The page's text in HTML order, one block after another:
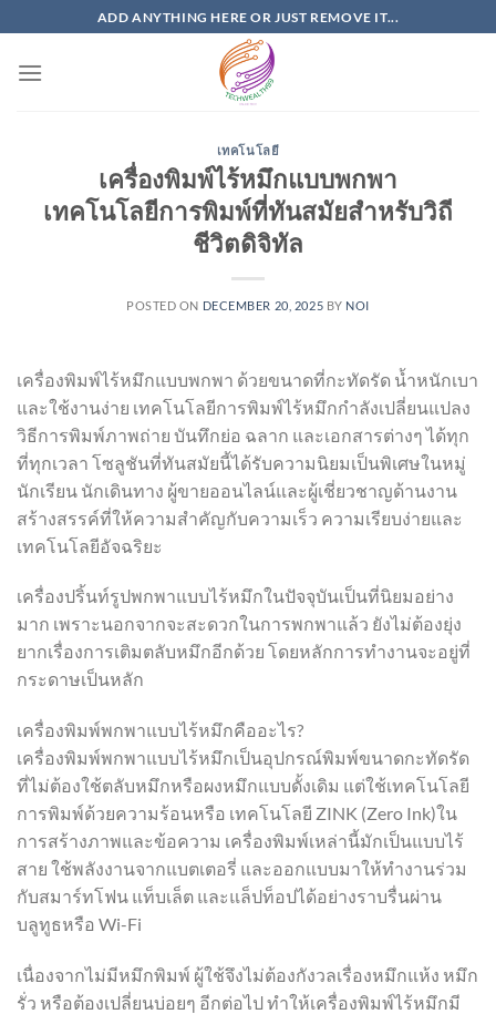
to
content
ADD ANYTHING HERE OR JUST REMOVE IT...
เทคโนโลยี
เครื่องพิมพ์ไร้หมึกแบบพกพา
เทคโนโลยีการพิมพ์ที่ทันสมัยสำหรับวิถี
ชีวิตดิจิทัล
POSTED ON DECEMBER 20, 2025 BY NOI
เครื่องพิมพ์ไร้หมึกแบบพกพา ด้วยขนาดที่กะทัดรัด น้ำหนักเบา
และใช้งานง่าย เทคโนโลยีการพิมพ์ไร้หมึกกำลังเปลี่ยนแปลง
วิธีการพิมพ์ภาพถ่าย บันทึกย่อ ฉลาก และเอกสารต่างๆ ได้ทุก
ที่ทุกเวลา โซลูชันที่ทันสมัยนี้ได้รับความนิยมเป็นพิเศษในหมู่
นักเรียน นักเดินทาง ผู้ขายออนไลน์และผู้เชี่ยวชาญด้านงาน
สร้างสรรค์ที่ให้ความสำคัญกับความเร็ว ความเรียบง่ายและ
เทคโนโลยีอัจฉริยะ
เครื่องปริ้นท์รูปพกพาแบบไร้หมึกในปัจจุบันเป็นที่นิยมอย่าง
มาก เพราะนอกจากจะสะดวกในการพกพาแล้ว ยังไม่ต้องยุ่ง
ยากเรื่องการเติมตลับหมึกอีกด้วย โดยหลักการทำงานจะอยู่ที่
กระดาษเป็นหลัก
เครื่องพิมพ์พกพาแบบไร้หมึกคืออะไร?
เครื่องพิมพ์พกพาแบบไร้หมึกเป็นอุปกรณ์พิมพ์ขนาดกะทัดรัด
ที่ไม่ต้องใช้ตลับหมึกหรือผงหมึกแบบดั้งเดิม แต่ใช้เทคโนโลยี
การพิมพ์ด้วยความร้อนหรือ เทคโนโลยี ZINK (Zero Ink)ใน
การสร้างภาพและข้อความ เครื่องพิมพ์เหล่านี้มักเป็นแบบไร้
สาย ใช้พลังงานจากแบตเตอรี่ และออกแบบมาให้ทำงานร่วม
กับสมาร์ทโฟน แท็บเล็ต และแล็ปท็อปได้อย่างราบรื่นผ่าน
บลูทูธหรือ Wi-Fi
เนื่องจากไม่มีหมึกพิมพ์ ผู้ใช้จึงไม่ต้องกังวลเรื่องหมึกแห้ง หมึก
รั่ว หรือต้องเปลี่ยนบ่อยๆ อีกต่อไป ทำให้เครื่องพิมพ์ไร้หมึกมี